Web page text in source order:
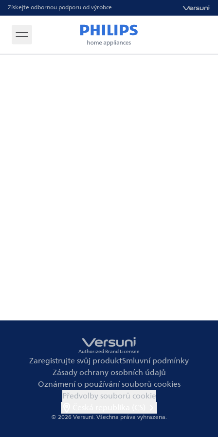
Získejte odbornou podporu od výrobce
Authorized Brand Licensee
Zaregistrujte svůj produktSmluvní podmínky
Zásady ochrany osobních údajů
Oznámení o používání souborů cookies
Předvolby souborů cookie
© 2026 Versuni.Všechna práva vyhrazena.